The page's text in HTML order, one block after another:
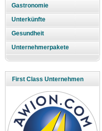
Gastronomie
Unterkünfte
Gesundheit
Unternehmerpakete
First Class Unternehmen